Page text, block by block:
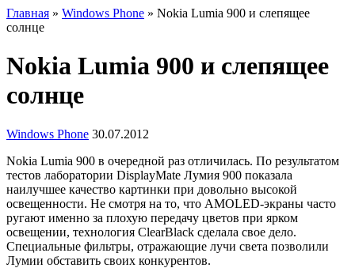
Главная » Windows Phone » Nokia Lumia 900 и слепящее
солнце
Nokia Lumia 900 и слепящее
солнце
Windows Phone 30.07.2012
Nokia Lumia 900 в очередной раз отличилась. По результатом
тестов лаборатории DisplayMate Лумия 900 показала
наилучшее качество картинки при довольно высокой
освещенности. Не смотря на то, что AMOLED-экраны часто
ругают именно за плохую передачу цветов при ярком
освещении, технология ClearBlack сделала свое дело.
Специальные фильтры, отражающие лучи света позволили
Лумии обставить своих конкурентов.